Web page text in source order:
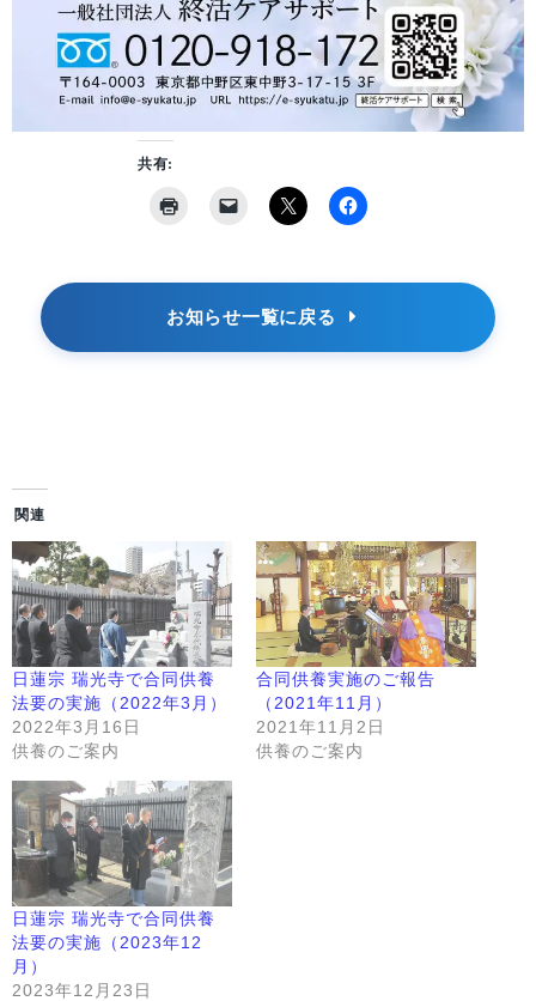
共有:
お知らせ一覧に戻る
関連
日蓮宗 瑞光寺で合同供養
法要の実施（2022年3月）
2022年3月16日
供養のご案内
合同供養実施のご報告
（2021年11月）
2021年11月2日
供養のご案内
日蓮宗 瑞光寺で合同供養
法要の実施（2023年12
月）
2023年12月23日